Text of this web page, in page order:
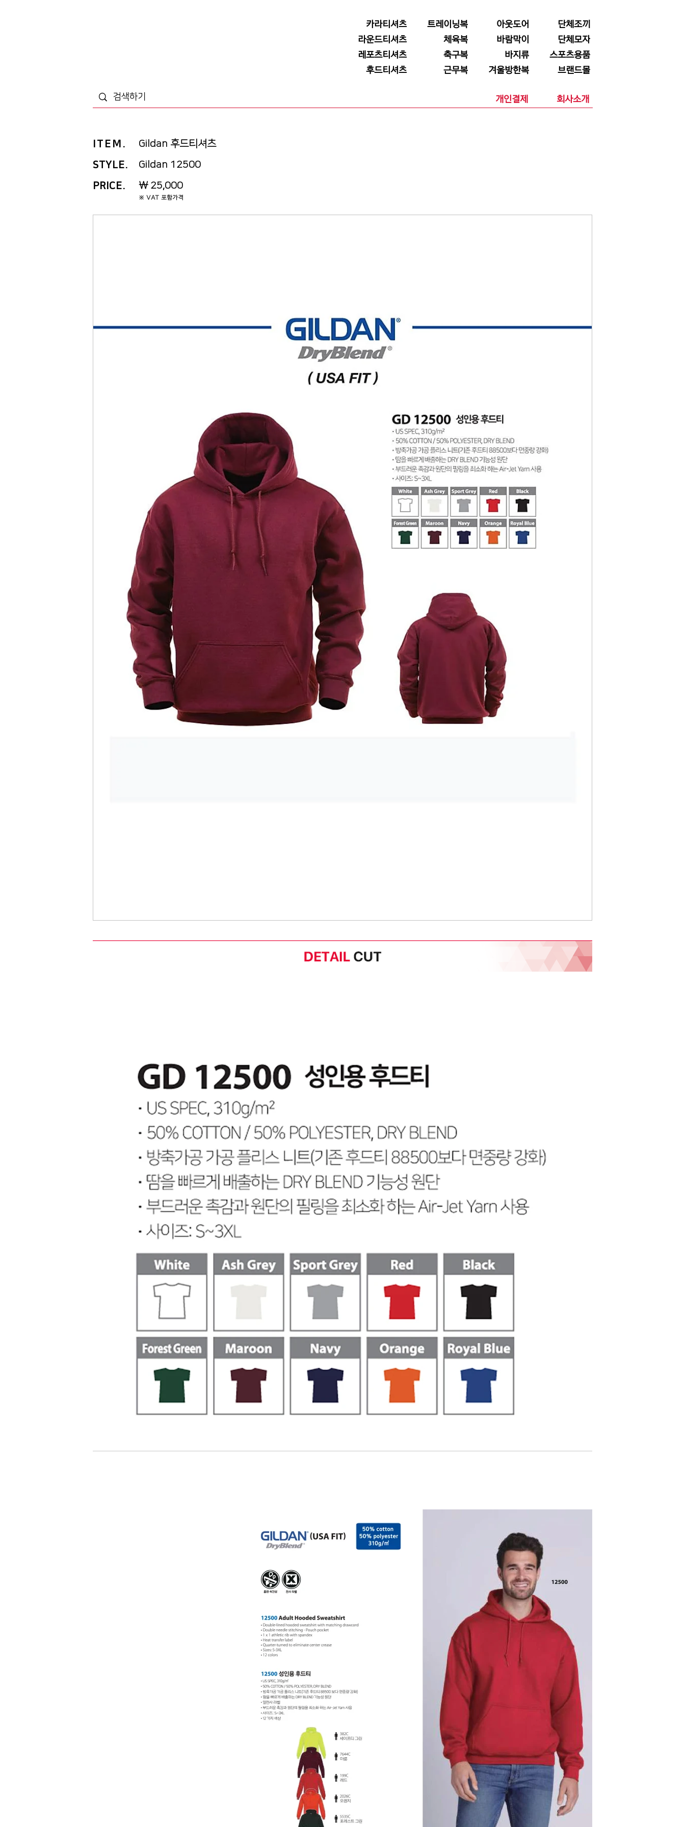
카라티셔츠 트레이닝복 아웃도어
단체조끼
라운드티셔츠
체육복 바람막이
단체모자
레포츠티셔츠
축구복 바지류
스포츠용품
후드티셔츠
근무복 겨울방한복 브랜드몰
개인결제 회사소개
ITEM .
Gildan 후드티셔츠
STYLE.
Gildan 12500
PRICE.
※ VAT 포함가격
￦ 25,000